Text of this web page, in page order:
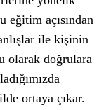
eğitim açısından
ile kişinin
olarak doğrulara
ortaya çıkar.